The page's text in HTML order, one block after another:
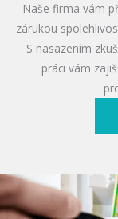
Naše firma vám
zárukou
S nasazením
práci vám